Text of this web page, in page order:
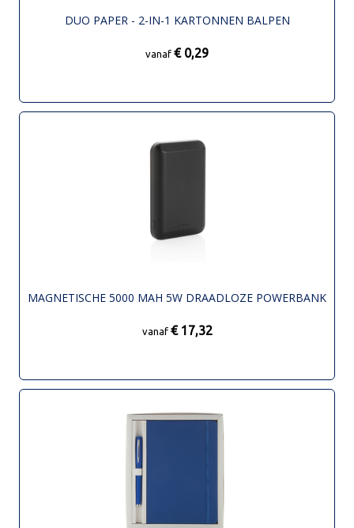
DUO PAPER - 2-IN-1 KARTONNEN BALPEN
vanaf € 0,29
MAGNETISCHE 5000 MAH 5W DRAADLOZE POWERBANK
vanaf € 17,32